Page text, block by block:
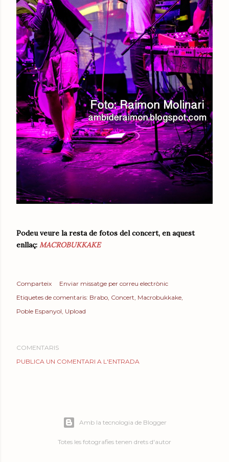
Podeu veure la resta de fotos del concert, en aquest
enllaç: MACROBUKKAKE
Comparteix
Enviar missatge per correu electrònic
Etiquetes de comentaris: Brabo Concert Macrobukkake
Poble Espanyol Upload
COMENTARIS
PUBLICA UN COMENTARI A L'ENTRADA
Amb la tecnologia de Blogger
Totes les fotografies tenen drets d'autor